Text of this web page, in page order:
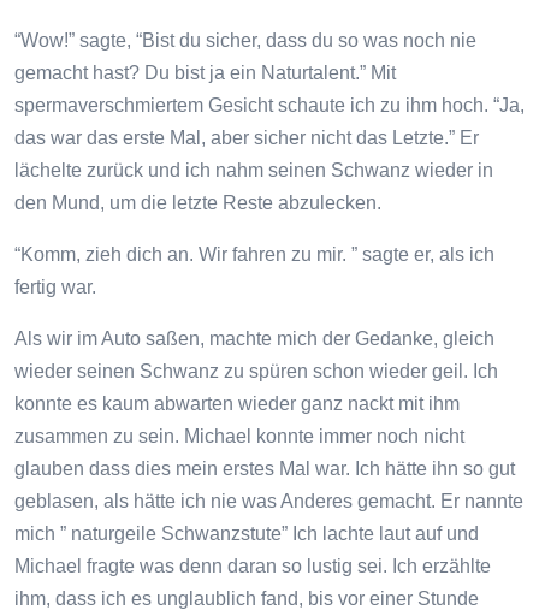
“Wow!” sagte, “Bist du sicher, dass du so was noch nie
gemacht hast? Du bist ja ein Naturtalent.” Mit
spermaverschmiertem Gesicht schaute ich zu ihm hoch. “Ja,
das war das erste Mal, aber sicher nicht das Letzte.” Er
lächelte zurück und ich nahm seinen Schwanz wieder in
den Mund, um die letzte Reste abzulecken.
“Komm, zieh dich an. Wir fahren zu mir. ” sagte er, als ich
fertig war.
Als wir im Auto saßen, machte mich der Gedanke, gleich
wieder seinen Schwanz zu spüren schon wieder geil. Ich
konnte es kaum abwarten wieder ganz nackt mit ihm
zusammen zu sein. Michael konnte immer noch nicht
glauben dass dies mein erstes Mal war. Ich hätte ihn so gut
geblasen, als hätte ich nie was Anderes gemacht. Er nannte
mich ” naturgeile Schwanzstute” Ich lachte laut auf und
Michael fragte was denn daran so lustig sei. Ich erzählte
ihm, dass ich es unglaublich fand, bis vor einer Stunde